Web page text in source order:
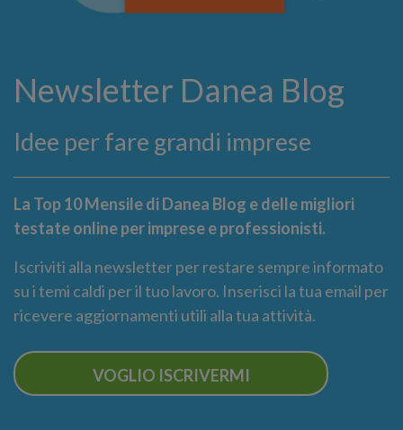
Newsletter Danea Blog
Idee per fare grandi imprese
La Top 10 Mensile di Danea Blog e delle migliori
testate online per imprese e professionisti.
Iscriviti alla newsletter per restare sempre informato
su i temi caldi per il tuo lavoro. Inserisci la tua email per
ricevere aggiornamenti utili alla tua attività.
VOGLIO ISCRIVERMI